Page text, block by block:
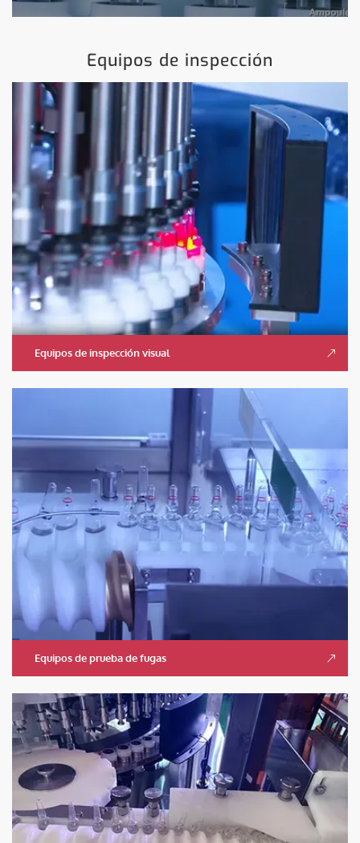
Equipos de inspección
Equipos de inspección visual
Equipos de prueba de fugas